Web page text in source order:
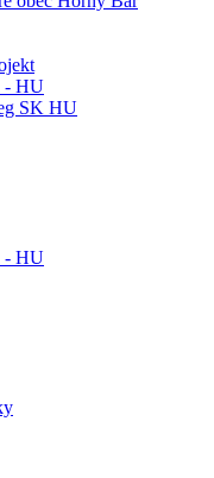
- HU
SK HU
- HU